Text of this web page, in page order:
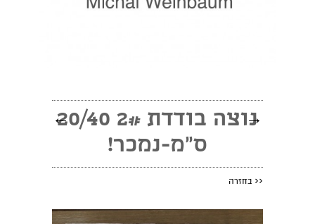
נוצה בודדת 2# 20/40
ס"מ-נמכר!
← →
<< בחזרה